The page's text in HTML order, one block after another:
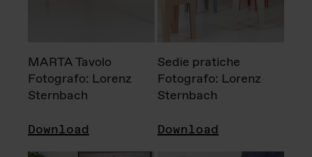
MARTA Tavolo
Fotografo: Lorenz
Sternbach
Download
Sedie pratiche
Fotografo: Lorenz
Sternbach
Download